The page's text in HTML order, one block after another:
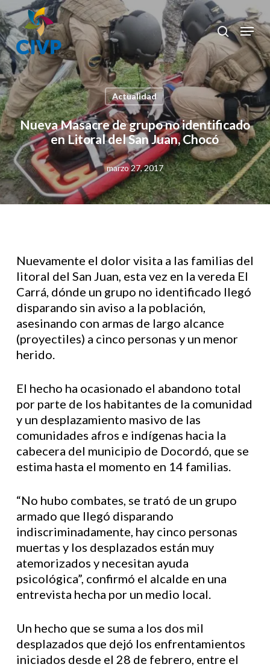
Skip
to
main
content
search
Menu
Actualidad
Nueva Masacre de grupo no identificado
en Litoral del San Juan, Chocó
marzo 27, 2017
Nuevamente el dolor visita a las familias del
litoral del San Juan, esta vez en la vereda El
Carrá, dónde un grupo no identificado llegó
disparando sin aviso a la población,
asesinando con armas de largo alcance
(proyectiles) a cinco personas y un menor
herido.
El hecho ha ocasionado el abandono total
por parte de los habitantes de la comunidad
y un desplazamiento masivo de las
comunidades afros e indígenas hacia la
cabecera del municipio de Docordó, que se
estima hasta el momento en 14 familias.
“No hubo combates, se trató de un grupo
armado que llegó disparando
indiscriminadamente, hay cinco personas
muertas y los desplazados están muy
atemorizados y necesitan ayuda
psicológica”, confirmó el alcalde en una
entrevista hecha por un medio local.
Un hecho que se suma a los dos mil
desplazados que dejó los enfrentamientos
iniciados desde el 28 de febrero, entre el
Close
Menu